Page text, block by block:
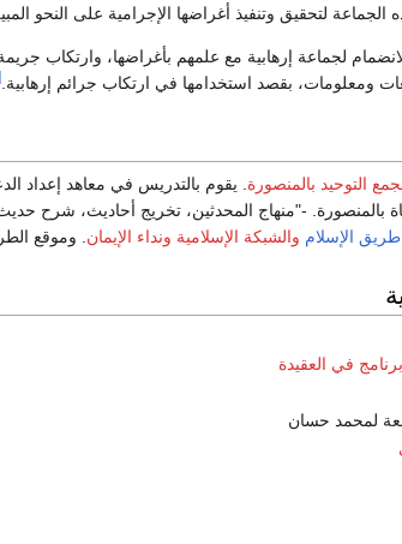
لتحقيق وتنفيذ أغراضها الإجرامية على النحو
لجماعة إرهابية مع علمهم بأغراضها، وارتكاب
ومعلومات، بقصد استخدامها في ارتكاب جرائم إرهابية.
التوحيد بالمنصورة . يقوم بالتدريس في معاهد إعداد
بالمنصورة. -"منهاج المحدثين، تخريج أحاديث، شرح
طريق الإسلام والشبكة الإسلامية ونداء الإيمان . وموقع
في العقيدة
لمحمد حسان